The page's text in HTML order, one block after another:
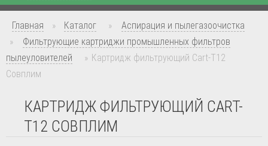
Главная » Каталог »
Аспирация и пылегазоочистка
»
Фильтрующие картриджи промышленных фильтров
пылеуловителей
» Картридж фильтрующий Cart-T12
Совплим
КАРТРИДЖ ФИЛЬТРУЮЩИЙ CART-
T12 СОВПЛИМ